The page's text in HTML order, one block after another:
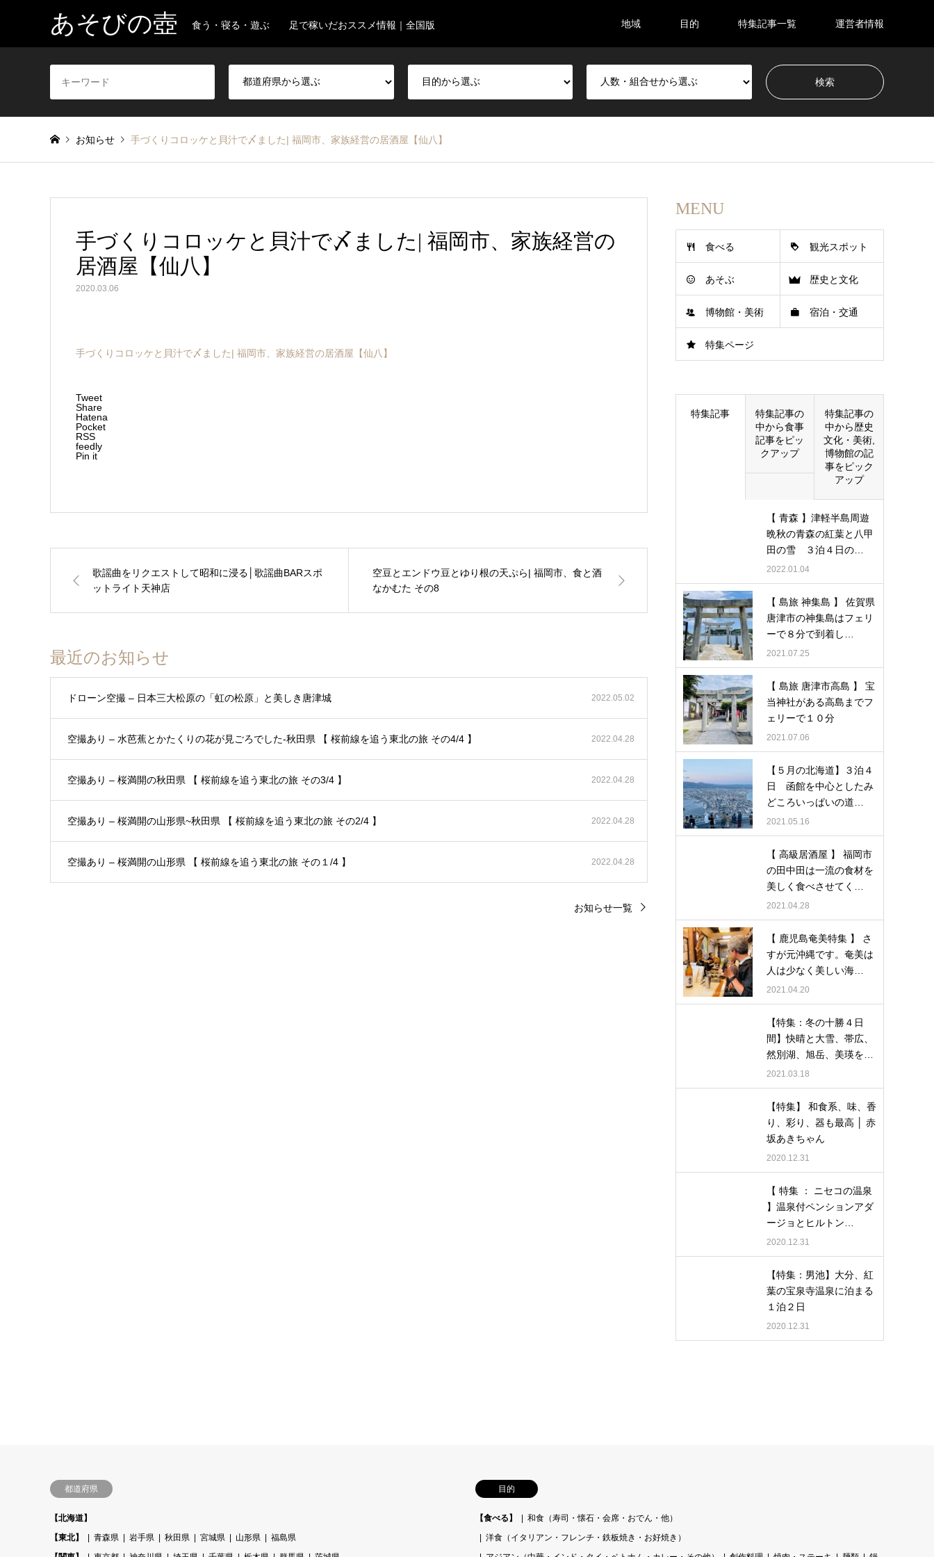
あそびの壺 食う・寝る・遊ぶ 足で稼いだおススメ情報｜全国版 地域 目的 特集記事一覧 運営者情報
お知らせ 手づくりコロッケと貝汁で〆ました| 福岡市、家族経営の居酒屋【仙八】
手づくりコロッケと貝汁で〆ました| 福岡市、家族経営の
居酒屋【仙八】
2020.03.06
手づくりコロッケと貝汁で〆ました| 福岡市、家族経営の居酒屋【仙八】
Tweet
Share
Hatena
Pocket
RSS
feedly
Pin it
歌謡曲をリクエストして昭和に浸る│歌謡曲BARスポ
ットライト天神店
空豆とエンドウ豆とゆり根の天ぷら| 福岡市、食と酒
なかむた その8
最近のお知らせ
ドローン空撮 – 日本三大松原の「虹の松原」と美しき唐津城 2022.05.02
空撮あり – 水芭蕉とかたくりの花が見ごろでした-秋田県 【 桜前線を追う東北の旅 その4/4 】 2022.04.28
空撮あり – 桜満開の秋田県 【 桜前線を追う東北の旅 その3/4 】 2022.04.28
空撮あり – 桜満開の山形県~秋田県 【 桜前線を追う東北の旅 その2/4 】 2022.04.28
空撮あり – 桜満開の山形県 【 桜前線を追う東北の旅 その１/4 】 2022.04.28
お知らせ一覧
MENU
食べる 観光スポット
あそぶ 歴史と文化
博物館・美術
館
宿泊・交通
特集ページ
特集記事
特集記事の
中から食事
記事をピッ
クアップ
特集記事の
中から歴史
文化・美術,
博物館の記
事をピック
アップ
【 青森 】津軽半島周遊
晩秋の青森の紅葉と八甲
田の雪 ３泊４日の…
2022.01.04
【 島旅 神集島 】 佐賀県
唐津市の神集島はフェリ
ーで８分で到着し…
2021.07.25
【 島旅 唐津市高島 】 宝
当神社がある高島までフ
ェリーで１０分
2021.07.06
【５月の北海道】３泊４
日 函館を中心としたみ
どころいっぱいの道…
2021.05.16
【 高級居酒屋 】 福岡市
の田中田は一流の食材を
美しく食べさせてく…
2021.04.28
【 鹿児島奄美特集 】 さ
すが元沖縄です。奄美は
人は少なく美しい海…
2021.04.20
【特集：冬の十勝４日
間】快晴と大雪、帯広、
然別湖、旭岳、美瑛を…
2021.03.18
【特集】 和食系、味、香
り、彩り、器も最高 │ 赤
坂あきちゃん
2020.12.31
【 特集 ： ニセコの温泉
】温泉付ペンションアダ
ージョとヒルトン…
2020.12.31
【特集：男池】大分、紅
葉の宝泉寺温泉に泊まる
１泊２日
2020.12.31
都道府県
【北海道】
【東北】
青森県 岩手県 秋田県 宮城県 山形県
福島県
目的
【食べる】
和食（寿司・懐石・会席・おでん・他）
洋食（イタリアン・フレンチ・鉄板焼き・お好焼き）